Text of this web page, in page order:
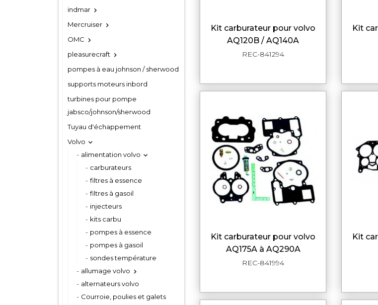
indmar 
Mercruiser 
OMC 
pleasurecraft 
pompes à eau johnson / sherwood
supports moteurs inbord
turbines pour pompe
jabsco/johnson/sherwood
Tuyau d'échappement
Volvo 
alimentation volvo 
carburateurs
filtres à essence
filtres à gasoil
injecteurs
kits carbu
pompes à essence
pompes à gasoil
sondes température
allumage volvo 
alternateurs volvo
Courroie, poulies et galets
APERÇU RAPIDE
kit carburateur pour volvo
AQ120B / AQ140A
REC-841294
kit carburateur pour volvo
APERÇU RAPIDE
kit carburateur pour volvo
AQ175A à AQ290A
REC-841994
kit carburateur pour volvo